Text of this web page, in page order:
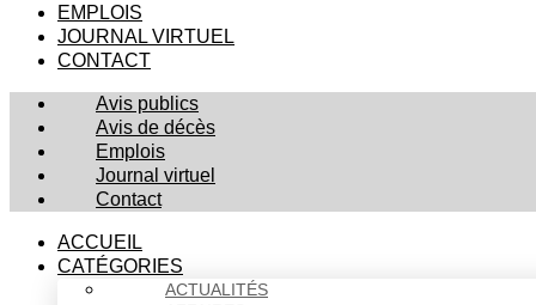
EMPLOIS
JOURNAL VIRTUEL
CONTACT
Avis publics
Avis de décès
Emplois
Journal virtuel
Contact
ACCUEIL
CATÉGORIES
ACTUALITÉS